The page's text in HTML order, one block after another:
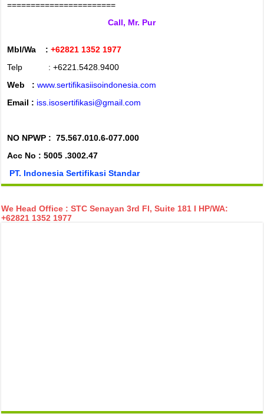
=======================
Call, Mr. Pur
Mbl/Wa :+62821 1352 1977
Telp : +6221.5428.9400
Web :www.sertifikasiisoindonesia.com
Email : iss.isosertifikasi@gmail.com
NO NPWP : 75.567.010.6-077.000
Acc No : 5005 .3002.47
PT. Indonesia Sertifikasi Standar
We Head Office : STC Senayan 3rd Fl, Suite 181 I HP/WA:
+62821 1352 1977
temp mail